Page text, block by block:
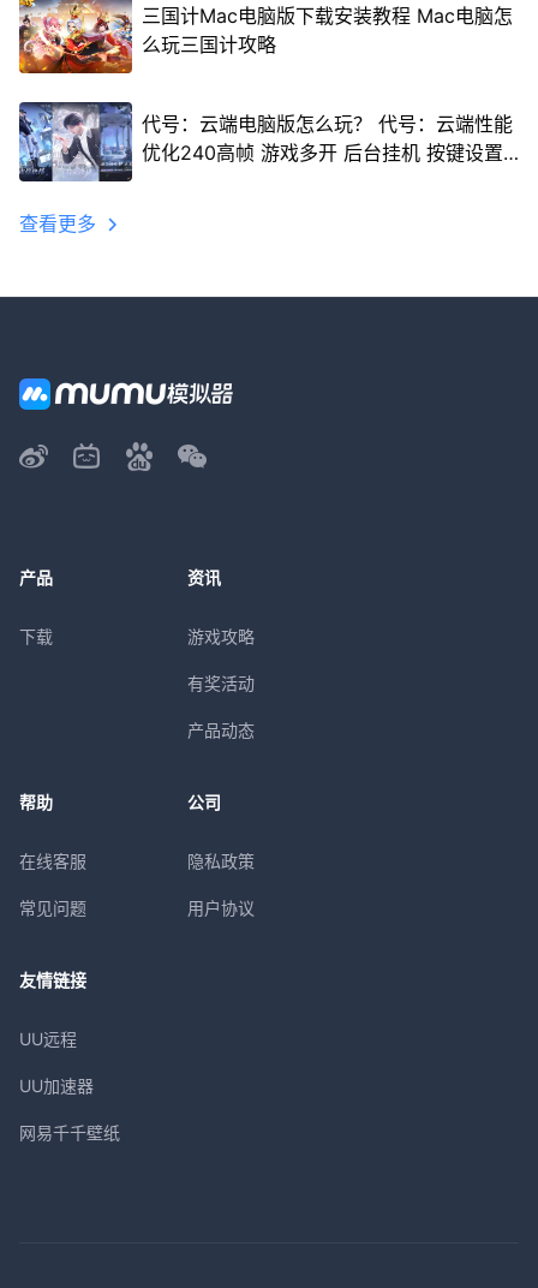
三国计Mac电脑版下载安装教程 Mac电脑怎
么玩三国计攻略
代号：云端电脑版怎么玩？ 代号：云端性能
优化240高帧 游戏多开 后台挂机 按键设置
查看更多
产品
下载
资讯
游戏攻略
有奖活动
产品动态
帮助
在线客服
常见问题
公司
隐私政策
用户协议
友情链接
UU远程
UU加速器
网易千千壁纸